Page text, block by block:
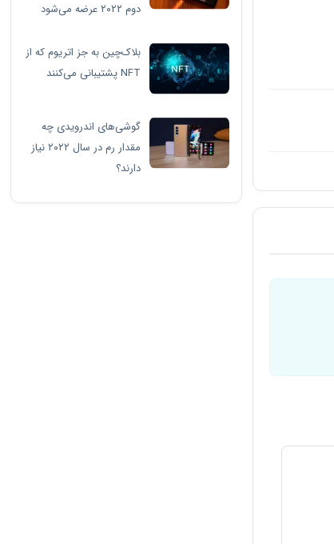
دوم ۲۰۲۲ عرضه می‌شود
بلاک‌چین به جز اتریوم که از
NFT پشتیبانی می‌کنند
گوشی‌های اندرویدی چه
مقدار رم در سال ۲۰۲۲ نیاز
دارند؟